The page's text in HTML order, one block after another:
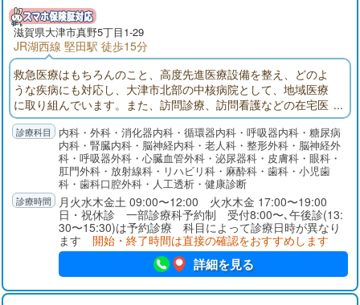
滋賀県大津市真野5丁目1-29
JR湖西線 堅田駅 徒歩15分
救急医療はもちろんのこと、高度先進医療設備を整え、どのよ
うな疾病にも対応し、大津市北部の中核病院として、地域医療
に取り組んでいます。また、訪問診療、訪問看護などの在宅医
療のみならず、老人療養等、介護老人保健施設、グループホー
ム・デイサービス、住宅型有料老人ホームを有し、今後の超高
齢化社会を見据え医療と介護をシームレスに提供する体制を確
立しました。また、当院の主要各科は研修指定機関に指定され
ており、若き医師の研修病院にもなっております。
内科・外科・消化器内科・循環器内科・呼吸器内科・糖尿病
内科・腎臓内科・脳神経内科・老人科・整形外科・脳神経外
科・呼吸器外科・心臓血管外科・泌尿器科・皮膚科・眼科・
肛門外科・放射線科・リハビリ科・麻酔科・歯科・小児歯
科・歯科口腔外科・人工透析・健康診断
月火水木金土 09:00〜12:00 火水木金 17:00〜19:00
日・祝休診 一部診療科予約制 受付8:00〜､午後診(13:
30〜15:30)は予約診療 科目によって診療日時が異なり
ます 開始・終了時間は直接の確認をおすすめします
詳細を見る